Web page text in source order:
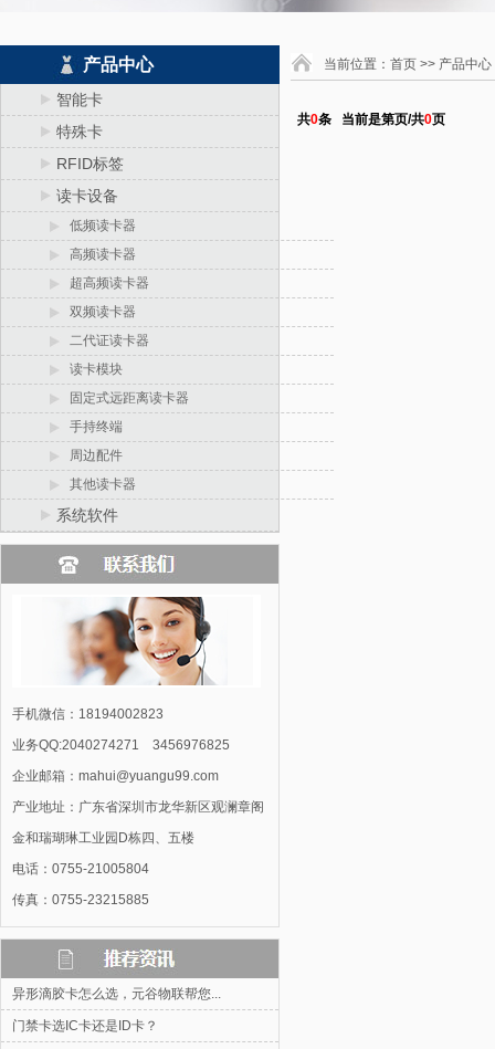
产品中心
智能卡
特殊卡
RFID标签
读卡设备
低频读卡器
高频读卡器
超高频读卡器
双频读卡器
二代证读卡器
读卡模块
固定式远距离读卡器
手持终端
周边配件
其他读卡器
系统软件
手机微信：18194002823
业务QQ:2040274271 3456976825
企业邮箱：mahui@yuangu99.com
产业地址：广东省深圳市龙华新区观澜章阁
金和瑞瑚琳工业园D栋四、五楼
电话：0755-21005804
传真：0755-23215885
异形滴胶卡怎么选，元谷物联帮您...
门禁卡选IC卡还是ID卡？
当前位置： 首页 >> 产品中心
共0条 当前是第页/共0页